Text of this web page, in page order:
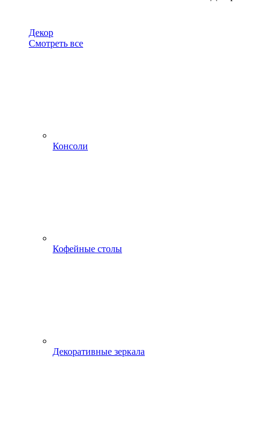
Декор
Смотреть все
Консоли
Кофейные столы
Декоративные зеркала